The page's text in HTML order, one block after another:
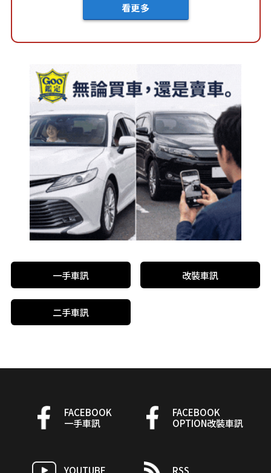
看更多
一手車訊 改裝車訊
二手車訊
FACEBOOK
一手車訊
FACEBOOK
OPTION改裝車訊
YOUTUBE RSS